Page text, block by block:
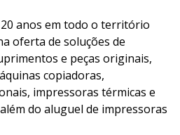
anos em todo o território
oferta de soluções de
e peças originais,
copiadoras,
impressoras térmicas e
do aluguel de impressoras